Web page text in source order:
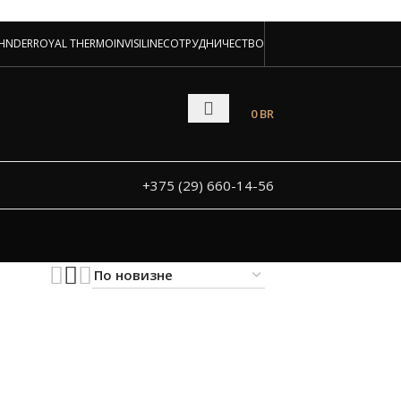
под заказ
ROYAL THERMOINVISILINEСОТРУДНИЧЕСТВО
0BR
+375 (29) 660-14-56